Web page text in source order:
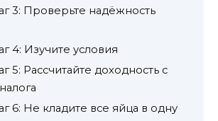
3: Проверьте надёжность
4: Изучите условия
5: Рассчитайте доходность с
6: Не кладите все яйца в одну